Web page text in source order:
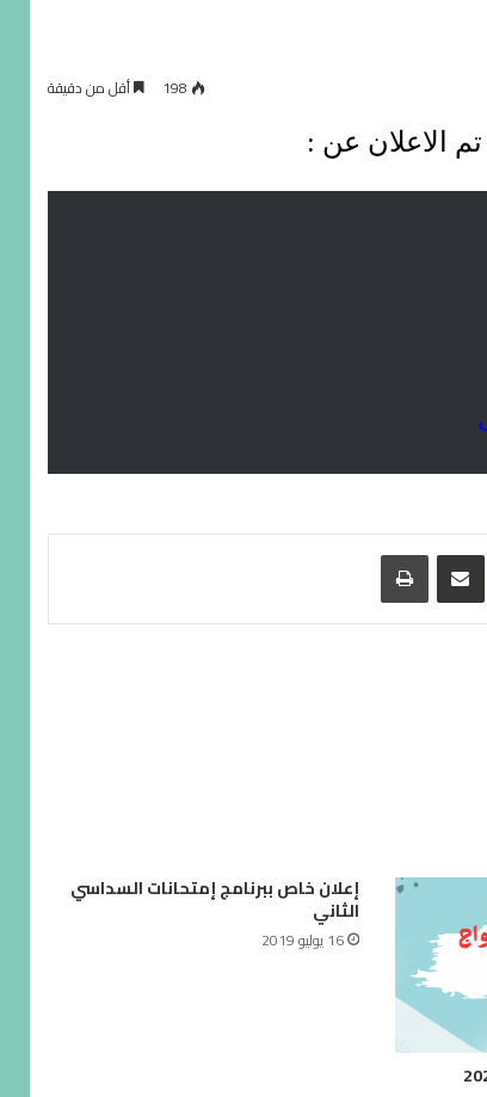
198 أقل من دقيقة
الاعلان عن :
إعلان خاص ببرنامج إمتحانات السداسي
الثاني
16 يوليو 2019